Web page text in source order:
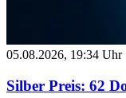
05.08.2026, 19:34 Uhr
Silber Preis: 62